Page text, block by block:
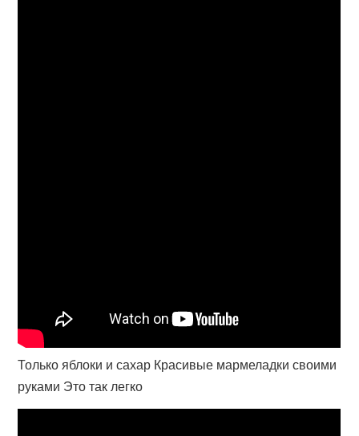
Только яблоки и сахар Красивые мармеладки своими
руками Это так легко